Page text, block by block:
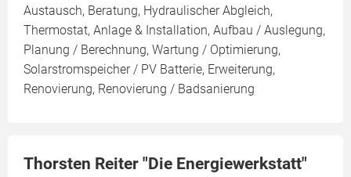
Austausch, Beratung, Hydraulischer Abgleich,
Thermostat, Anlage & Installation, Aufbau / Auslegung,
Planung / Berechnung, Wartung / Optimierung,
Solarstromspeicher / PV Batterie, Erweiterung,
Renovierung, Renovierung / Badsanierung
Thorsten Reiter "Die Energiewerkstatt"